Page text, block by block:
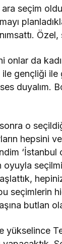
seçim
onlar da
ile gençliği
duyalım.
sonra o
hepsini
‘İstanbul
oyuyla
seçimlerin
butlan